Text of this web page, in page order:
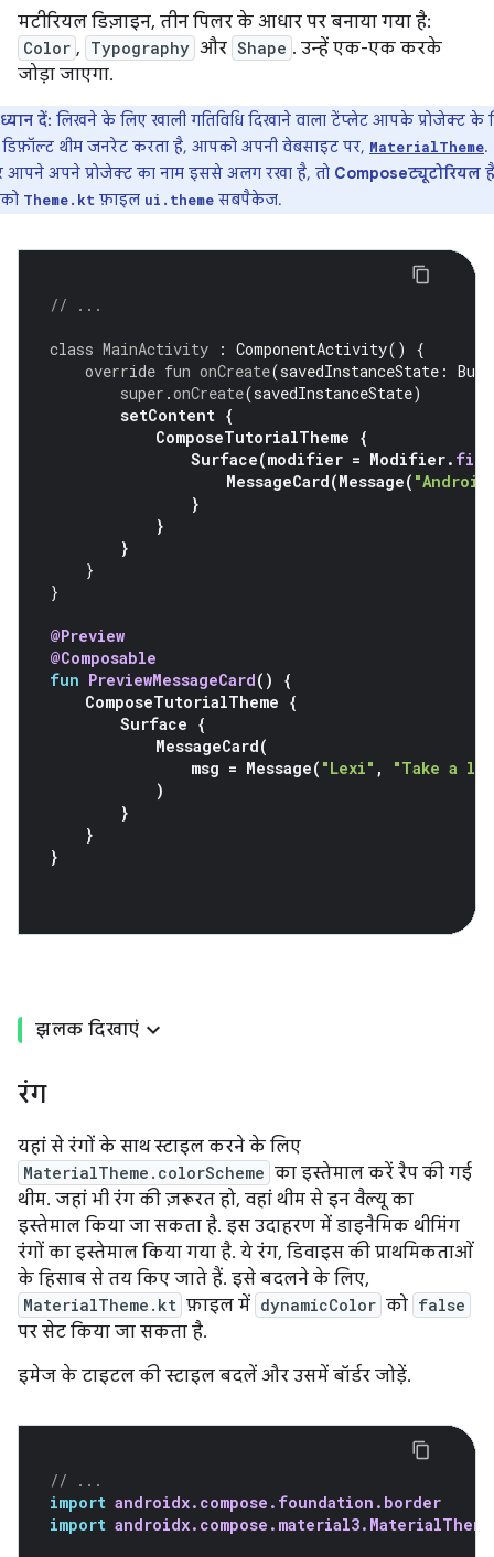
मटीरियल डिज़ाइन, तीन पिलर के आधार पर बनाया गया है:
Color , Typography और Shape . उन्हें एक-एक करके
जोड़ा जाएगा.
ध्यान दें: लिखने के लिए खाली गतिविधि दिखाने वाला टेंप्लेट आपके प्रोजेक्ट के
थीम जनरेट करता है, आपको अपनी वेबसाइट पर, MaterialTheme.
आपने अपने प्रोजेक्ट का नाम इससे अलग रखा है, तो Composeट्यूटोरियल
Theme.kt फ़ाइल ui.theme सबपैकेज.
// ...
class MainActivity : ComponentActivity()
{
override fun onCreate(savedInstanceState :
super .onCreate(savedInstanceState)
setContent {
ComposeTutorialTheme {
Surface(modifier = Modifier.
MessageCard(Message(
}
}
}
}
}
@Preview
@Composable
fun PreviewMessageCard()
{
ComposeTutorialTheme {
Surface {
MessageCard(
msg = Message( "Lexi" ,
"Take a
)
}
}
}
झलक दिखाएं
रंग
यहां से रंगों के साथ स्टाइल करने के लिए
MaterialTheme.colorScheme का इस्तेमाल करें रैप की गई
थीम. जहां भी रंग की ज़रूरत हो, वहां थीम से इन वैल्यू का
इस्तेमाल किया जा सकता है. इस उदाहरण में डाइनैमिक थीमिंग
रंगों का इस्तेमाल किया गया है. ये रंग, डिवाइस की प्राथमिकताओं
के हिसाब से तय किए जाते हैं. इसे बदलने के लिए,
MaterialTheme.kt फ़ाइल में dynamicColor को false
पर सेट किया जा सकता है.
इमेज के टाइटल की स्टाइल बदलें और उसमें बॉर्डर जोड़ें.
// ...
import androidx.compose.foundation.border
import androidx.compose.material3.MaterialTheme